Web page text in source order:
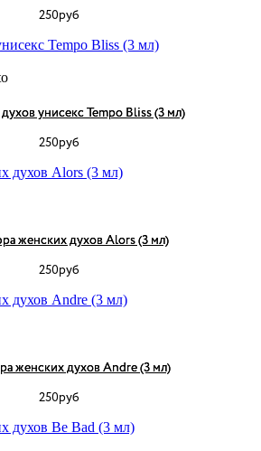
250руб
унисекс Tempo Bliss (3 мл)
250руб
женских духов Alors (3 мл)
250руб
женских духов Andre (3 мл)
250руб